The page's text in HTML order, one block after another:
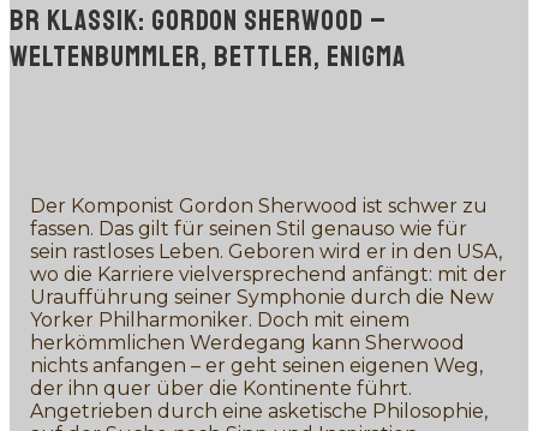
BR KLASSIK: GORDON SHERWOOD –
WELTENBUMMLER, BETTLER, ENIGMA
Der Komponist Gordon Sherwood ist schwer zu
fassen. Das gilt für seinen Stil genauso wie für
sein rastloses Leben. Geboren wird er in den USA,
wo die Karriere vielversprechend anfängt: mit der
Uraufführung seiner Symphonie durch die New
Yorker Philharmoniker. Doch mit einem
herkömmlichen Werdegang kann Sherwood
nichts anfangen – er geht seinen eigenen Weg,
der ihn quer über die Kontinente führt.
Angetrieben durch eine asketische Philosophie,